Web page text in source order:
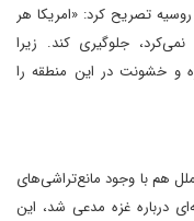
تصریح کرد: «امریکا هر
جلوگیری کند. زیرا
و خشونت در این منطقه را
ملل هم با وجود مانع‌تراشی‌های
درباره غزه مدعی شد، این